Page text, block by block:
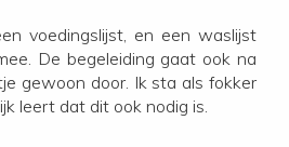
voedingslijst, en een waslijst
De begeleiding gaat ook na
gewoon door. Ik sta als fokker
leert dat dit ook nodig is.